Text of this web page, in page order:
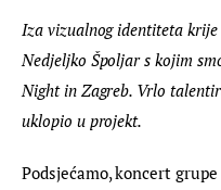
Iza vizualnog identiteta krije
Nedjeljko Špoljar s kojim
Night in Zagreb. Vrlo
uklopio u projekt.
Podsjećamo, koncert